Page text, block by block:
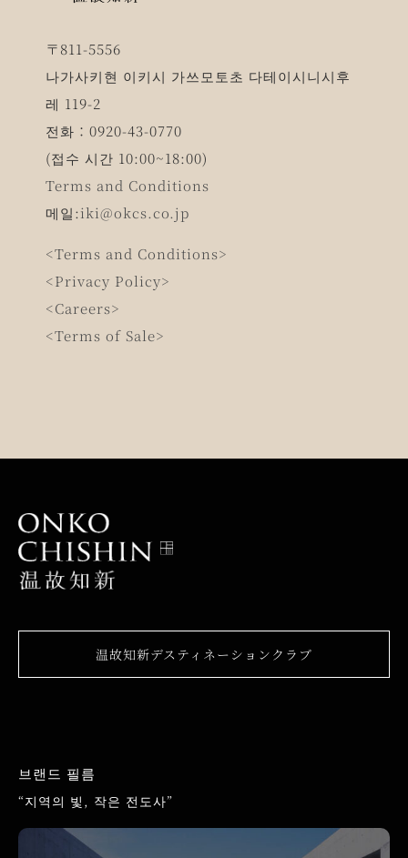
〒811-5556
나가사키현 이키시 가쓰모토초 다테이시니시후
레 119-2
전화：0920-43-0770
(접수 시간 10:00~18:00)
Terms and Conditions
메일:iki@okcs.co.jp
<Terms and Conditions>
<Privacy Policy>
<Careers>
<Terms of Sale>
温故知新デスティネーションクラブ
브랜드 필름
“지역의 빛, 작은 전도사”